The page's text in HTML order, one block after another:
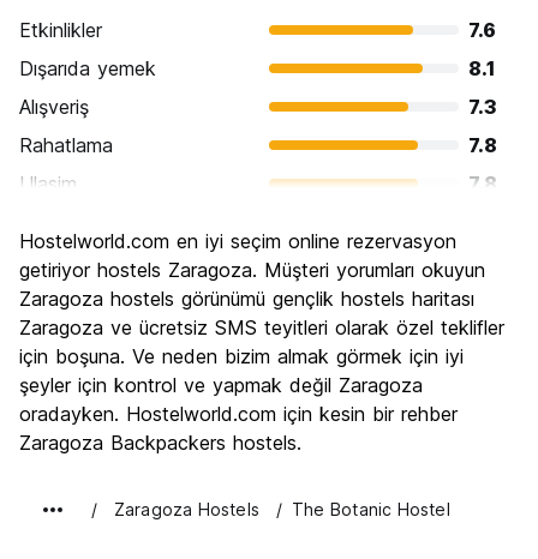
Etkinlikler
7.6
Dışarıda yemek
8.1
Alışveriş
7.3
Rahatlama
7.8
Ulasim
7.8
Kültür
8.5
Gece hayatı
7.0
Ekonomik
8.0
Hostelworld.com en iyi seçim online rezervasyon
getiriyor hostels Zaragoza. Müşteri yorumları okuyun
Zaragoza hostels görünümü gençlik hostels haritası
Zaragoza ve ücretsiz SMS teyitleri olarak özel teklifler
için boşuna. Ve neden bizim almak görmek için iyi
şeyler için kontrol ve yapmak değil Zaragoza
oradayken. Hostelworld.com için kesin bir rehber
Zaragoza Backpackers hostels.
Zaragoza Hostels The Botanic Hostel